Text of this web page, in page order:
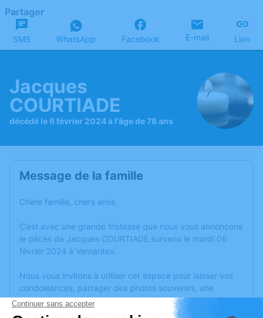
Partager
SMS WhatsApp Facebook E-mail Lien
Jacques
COURTIADE
décédé le 6 février 2024 à l'âge de 78 ans
Message de la famille
Chère famille, chers amis,
C’est avec une grande tristesse que nous vous annonçons
le décès de Jacques COURTIADE survenu le mardi 06
février 2024 à Vernantes.
Nous vous invitons à utiliser cet espace pour laisser vos
condoléances, partager des photos souvenirs, une
anecdote ou exprimer vos pensées à travers des poèmes
ou des textes. Cet endroit est un lieu d'expression dédié à